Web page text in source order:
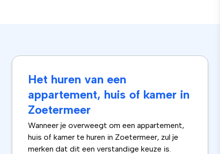
Het huren van een
appartement, huis of kamer in
Zoetermeer
Wanneer je overweegt om een appartement,
huis of kamer te huren in Zoetermeer, zul je
merken dat dit een verstandige keuze is.